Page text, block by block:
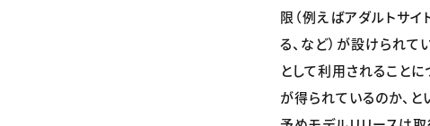
限（例えばアダルトサ
る、など）が設けられ
として利用されることに
が得られているのか、と